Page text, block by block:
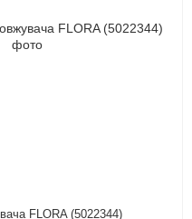
FLORA (5022344)